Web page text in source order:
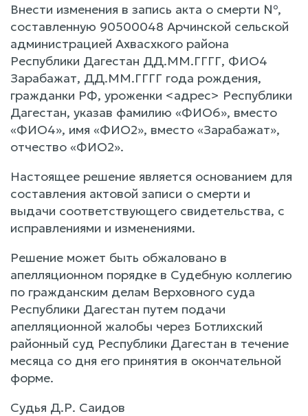
Внести изменения в запись акта о смерти №,
составленную 90500048 Арчинской сельской
администрацией Ахвасхкого района
Республики Дагестан ДД.ММ.ГГГГ, ФИО4
Зарабажат, ДД.ММ.ГГГГ года рождения,
гражданки РФ, уроженки <адрес> Республики
Дагестан, указав фамилию «ФИО6», вместо
«ФИО4», имя «ФИО2», вместо «Зарабажат»,
отчество «ФИО2».
Настоящее решение является основанием для
составления актовой записи о смерти и
выдачи соответствующего свидетельства, с
исправлениями и изменениями.
Решение может быть обжаловано в
апелляционном порядке в Судебную коллегию
по гражданским делам Верховного суда
Республики Дагестан путем подачи
апелляционной жалобы через Ботлихский
районный суд Республики Дагестан в течение
месяца со дня его принятия в окончательной
форме.
Судья Д.Р. Саидов